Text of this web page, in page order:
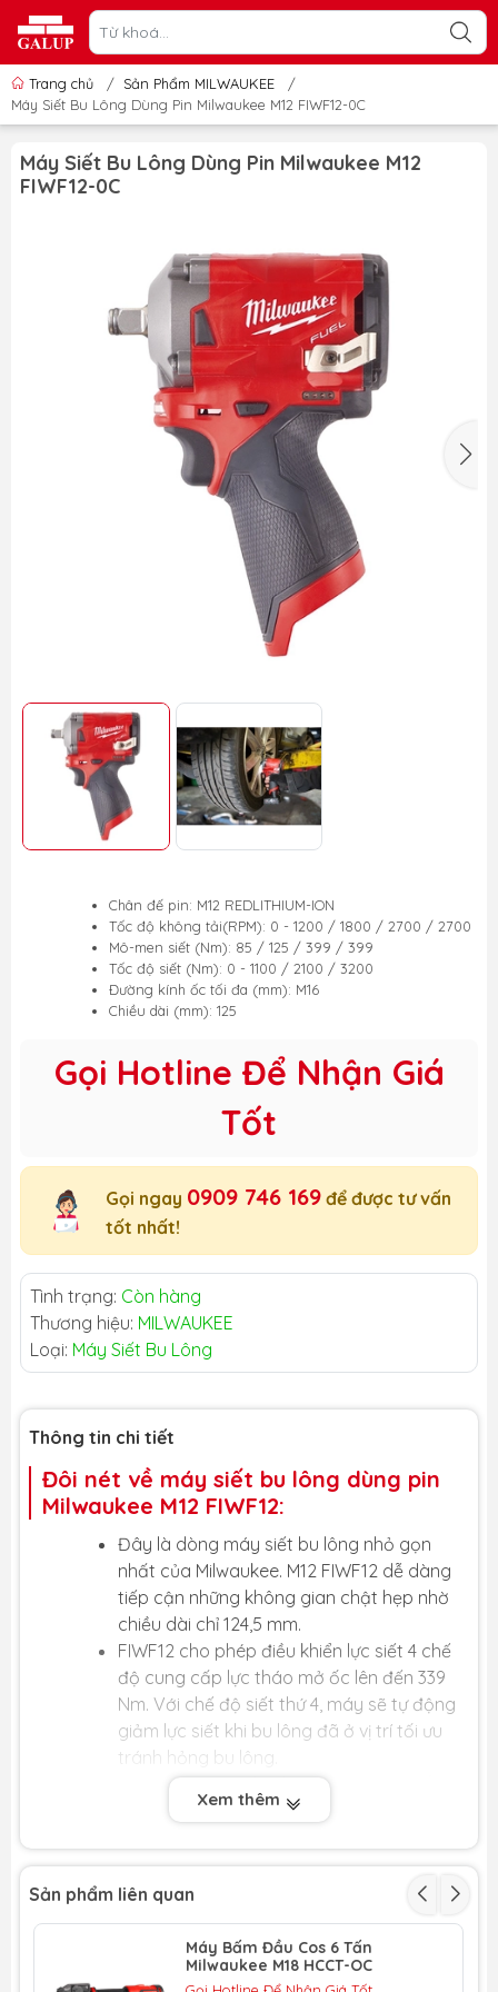
Trang chủ / Sản Phẩm MILWAUKEE
/
Máy Siết Bu Lông Dùng Pin Milwaukee M12 FIWF12-0C
Máy Siết Bu Lông Dùng Pin Milwaukee M12
FIWF12-0C
Chân đế pin: M12 REDLITHIUM-ION
Tốc độ không tải(RPM): 0 - 1200 / 1800 / 2700 / 2700
Mô-men siết (Nm): 85 / 125 / 399 / 399
Tốc độ siết (Nm): 0 - 1100 / 2100 / 3200
Đường kính ốc tối đa (mm): M16
Chiều dài (mm): 125
Gọi Hotline Để Nhận Giá
Tốt
Gọi ngay 0909 746 169 để được tư vấn
tốt nhất!
Tình trạng: Còn hàng
Thương hiệu: MILWAUKEE
Loại: Máy Siết Bu Lông
Thông tin chi tiết
Đôi nét về máy siết bu lông dùng pin
Milwaukee M12 FIWF12:
Đây là dòng máy siết bu lông nhỏ gọn
nhất của Milwaukee. M12 FIWF12 dễ dàng
tiếp cận những không gian chật hẹp nhờ
chiều dài chỉ 124,5 mm.
FIWF12 cho phép điều khiển lực siết 4 chế
độ cung cấp lực tháo mở ốc lên đến 339
Nm. Với chế độ siết thứ 4, máy sẽ tự động
giảm lực siết khi bu lông đã ở vị trí tối ưu
tránh hỏng bu lông.
Máy được trang bị chế độ tự động ngắt
giúp giảm tình trạng vặn quá mức làm
Với mô tơ không chổi than
POWERSTATE mạnh mẽ, máy siết bu lông
tuổi thọ dài hơn.
Hệ thống bo mạch điện tử REDLINK PLUS
Xem thêm
Sản phẩm liên quan
Máy Bấm Đầu Cos 6 Tấn
Milwaukee M18 HCCT-OC